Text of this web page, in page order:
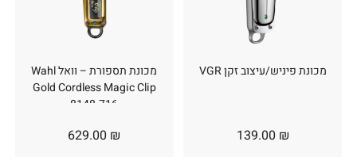
מכונת תספורת – וואל Wahl
Gold Cordless Magic Clip
8148-716
629.00 ₪
מכונת פיניש/עיצוב זקן VGR
139.00 ₪